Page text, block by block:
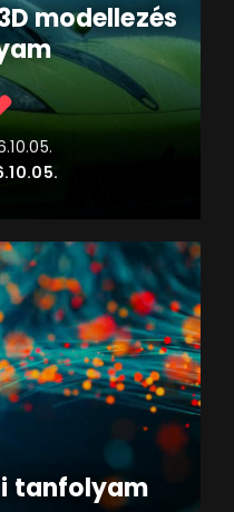
modellezés
tanfolyam